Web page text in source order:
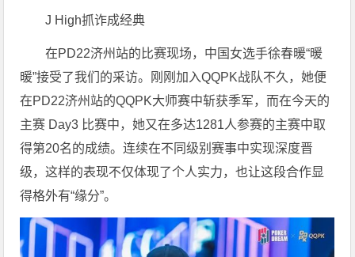
J High抓诈成经典
在PD22济州站的比赛现场，中国女选手徐春暖“暖
暖”接受了我们的采访。刚刚加入QQPK战队不久，她便
在PD22济州站的QQPK大师赛中斩获季军，而在今天的
主赛 Day3 比赛中，她又在多达1281人参赛的主赛中取
得第20名的成绩。连续在不同级别赛事中实现深度晋
级，这样的表现不仅体现了个人实力，也让这段合作显
得格外有“缘分”。